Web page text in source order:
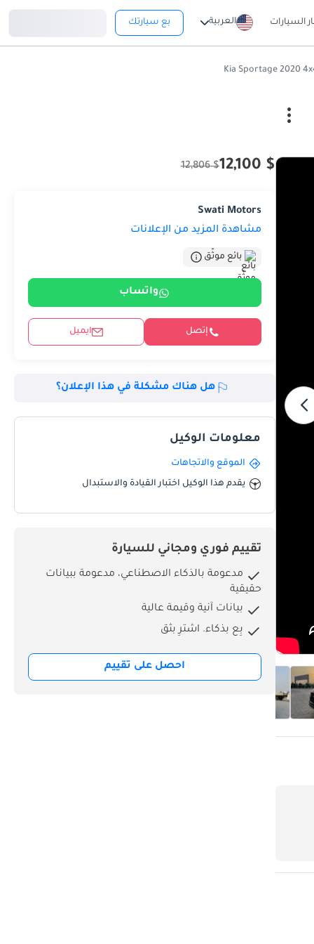
السيارات العربية بع سيارتك
$ 12,100
$ 12,806
Swati Motors
مشاهدة المزيد من الإعلانات
بائع موثّق
واتساب
إتصل ايميل
هل هناك مشكلة في هذا الإعلان؟
معلومات الوكيل
الموقع والاتجاهات
يقدم هذا الوكيل اختبار القيادة والاستبدال
تقييم فوري ومجاني للسيارة
مدعومة بالذكاء الاصطناعي، مدعومة ببيانات
حقيقية
بيانات آنية وقيمة عالية
بِع بذكاء. اشترِ بثق
احصل على تقييم